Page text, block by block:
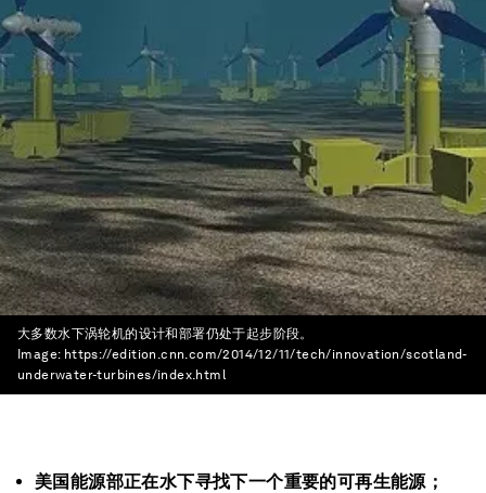
大多数水下涡轮机的设计和部署仍处于起步阶段。
Image: https://edition.cnn.com/2014/12/11/tech/innovation/scotland-
underwater-turbines/index.html
美国能源部正在水下寻找下一个重要的可再生能源；